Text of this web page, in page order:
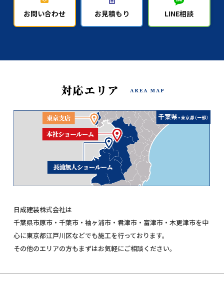
お問い合わせ お見積もり LINE相談
日成建装株式会社は
千葉県市原市・千葉市・袖ヶ浦市・君津市・富津市・木更津市を中
心に東京都江戸川区などでも施工を行っております。
その他のエリアの方もまずはお気軽にご相談ください。